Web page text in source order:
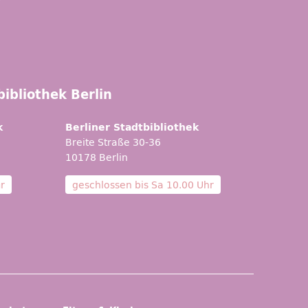
Berlin
Berliner Stadtbibliothek
Breite Straße 30-36
10178 Berlin
geschlossen bis Sa 10.00 Uhr